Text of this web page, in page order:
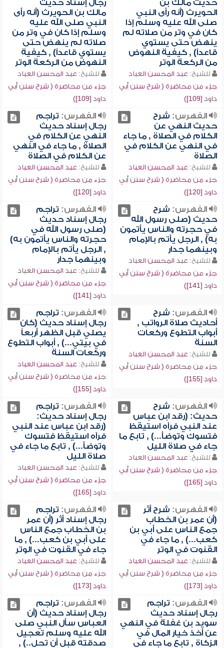
حديث مالك بن
الحويرث (أنه رأى النبي
صلى الله عليه وسلم إذا
كان في وتر من صلاته لم
ينهض حتى يستوي
قاعداً) , كيفية النهوض
من الركعة الوتر
للشيخ: عبد المحسن العباد
جزء من محاضرة ( شرح سنن أبي
داود [109])
رجال إسناد حديث
مالك بن الحويرث (أنه رأى
النبي صلى الله عليه
وسلم إذا كان في وتر من
صلاته لم ينهض حتى
يستوي قاعداً) , كيفية
النهوض من الركعة الوتر
للشيخ: عبد المحسن العباد
جزء من محاضرة ( شرح سنن أبي
داود [109])
الفهرس: شرح
حديث النهي عن
الكلام في الصلاة , ما جاء
في النهي عن الكلام في
الصلاة
للشيخ: عبد المحسن العباد
جزء من محاضرة ( شرح سنن أبي
داود [120])
الفهرس: تراجم
رجال إسناد حديث
النهي عن الكلام في
الصلاة , ما جاء في النهي
عن الكلام في الصلاة
للشيخ: عبد المحسن العباد
جزء من محاضرة ( شرح سنن أبي
داود [120])
الفهرس: شرح
حديث (صلى رسول الله
في حجرته والناس يأتمون
به) , الرجل يأتم بالإمام
وبينهما جدار
للشيخ: عبد المحسن العباد
جزء من محاضرة ( شرح سنن أبي
داود [141])
الفهرس: تراجم
رجال إسناد حديث
(صلى رسول الله في
حجرته والناس يأتمون به)
, الرجل يأتم بالإمام
وبينهما جدار
للشيخ: عبد المحسن العباد
جزء من محاضرة ( شرح سنن أبي
داود [141])
الفهرس: شرح
أحاديث صلاة الرواتب ,
أبواب التطوع وركعات
السنة
للشيخ: عبد المحسن العباد
جزء من محاضرة ( شرح سنن أبي
داود [155])
الفهرس: تراجم
رجال إسناد حديث (كان
يصلي قبل الظهر أربعاً
في بيتي...) , أبواب التطوع
وركعات السنة
للشيخ: عبد المحسن العباد
جزء من محاضرة ( شرح سنن أبي
داود [155])
الفهرس: شرح
حديث: (رقد ابن عباس
عند النبي فرآه استيقظ
فتسوك وتوضأ...) , تابع ما
جاء في صلاة الليل
للشيخ: عبد المحسن العباد
جزء من محاضرة ( شرح سنن أبي
داود [165])
الفهرس: تراجم
رجال إسناد حديث:
(رقد ابن عباس عند النبي
فرآه استيقظ فتسوك
وتوضأ...) , تابع ما جاء في
صلاة الليل
للشيخ: عبد المحسن العباد
جزء من محاضرة ( شرح سنن أبي
داود [165])
الفهرس: شرح أثر
(أن عمر بن الخطاب
جمع الناس على أبي بن
كعب...) , ما جاء في
القنوت في الوتر
للشيخ: عبد المحسن العباد
جزء من محاضرة ( شرح سنن أبي
داود [173])
الفهرس: تراجم
رجال إسناد أثر (أن عمر
بن الخطاب جمع الناس
على أبي بن كعب...) , ما
جاء في القنوت في الوتر
للشيخ: عبد المحسن العباد
جزء من محاضرة ( شرح سنن أبي
داود [173])
الفهرس: تراجم
رجال إسناد حديث
سويد بن غفلة في النهي
عن أخذ خيار المال في
الزكاة , تابع ما جاء في
الفهرس: تراجم
رجال إسناد حديث (أن
العباس سأل النبي صلى
الله عليه وسلم تعجيل
صدقته قبل أن تحل..) ,